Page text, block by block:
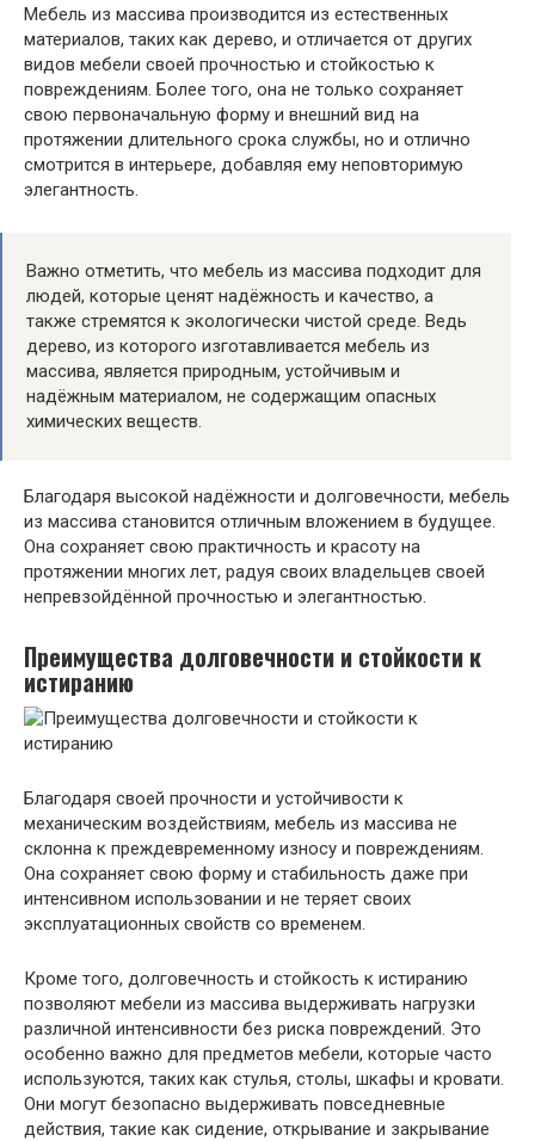
Мебель из массива производится из естественных
материалов, таких как дерево, и отличается от других
видов мебели своей прочностью и стойкостью к
повреждениям. Более того, она не только сохраняет
свою первоначальную форму и внешний вид на
протяжении длительного срока службы, но и отлично
смотрится в интерьере, добавляя ему неповторимую
элегантность.
Важно отметить, что мебель из массива подходит для
людей, которые ценят надёжность и качество, а
также стремятся к экологически чистой среде. Ведь
дерево, из которого изготавливается мебель из
массива, является природным, устойчивым и
надёжным материалом, не содержащим опасных
химических веществ.
Благодаря высокой надёжности и долговечности, мебель
из массива становится отличным вложением в будущее.
Она сохраняет свою практичность и красоту на
протяжении многих лет, радуя своих владельцев своей
непревзойдённой прочностью и элегантностью.
Преимущества долговечности и стойкости к
истиранию
Благодаря своей прочности и устойчивости к
механическим воздействиям, мебель из массива не
склонна к преждевременному износу и повреждениям.
Она сохраняет свою форму и стабильность даже при
интенсивном использовании и не теряет своих
эксплуатационных свойств со временем.
Кроме того, долговечность и стойкость к истиранию
позволяют мебели из массива выдерживать нагрузки
различной интенсивности без риска повреждений. Это
особенно важно для предметов мебели, которые часто
используются, таких как стулья, столы, шкафы и кровати.
Они могут безопасно выдерживать повседневные
действия, такие как сидение, открывание и закрывание